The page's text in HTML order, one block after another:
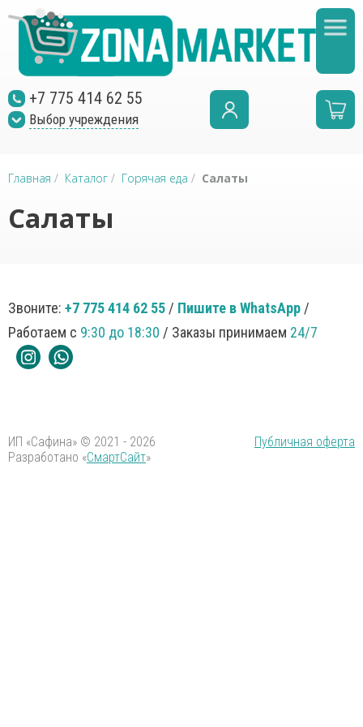
+7 775 414 62 55
Выбор учреждения
Главная / Каталог / Горячая еда / Салаты
Салаты
Звоните: +7 775 414 62 55 / Пишите в WhatsApp /
Работаем с 9:30 до 18:30 / Заказы принимаем 24/7
ИП «Сафина» © 2021 - 2026
Публичная оферта
Разработано «СмартСайт»